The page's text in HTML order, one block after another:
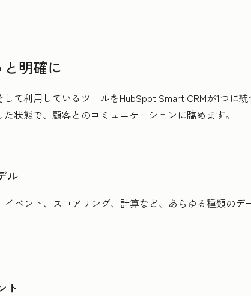
明確に
て利用しているツールをHubSpot Smart CRMが1つに
た状態で、顧客とのコミュニケーションに臨めます。
ル
ベント、スコアリング、計算など、あらゆる種類のデ
ト